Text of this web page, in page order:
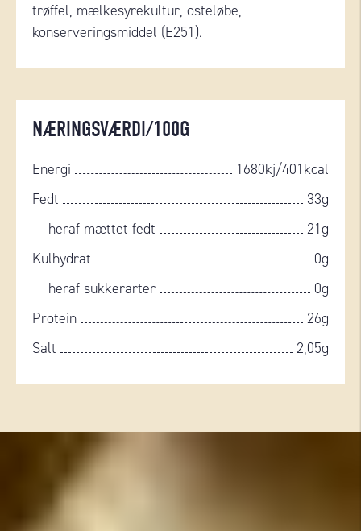
trøffel, mælkesyrekultur, osteløbe,
konserveringsmiddel (E251).
NÆRINGSVÆRDI/100G
Energi
1680kj/401kcal
Fedt
33g
heraf mættet fedt
21g
Kulhydrat
0g
heraf sukkerarter
0g
Protein
26g
Salt
2,05g